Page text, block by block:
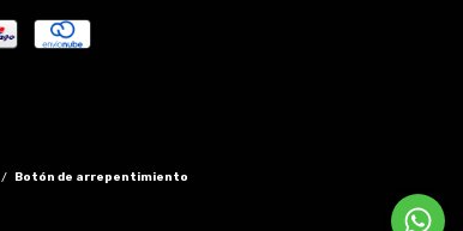
/ Botón de arrepentimiento